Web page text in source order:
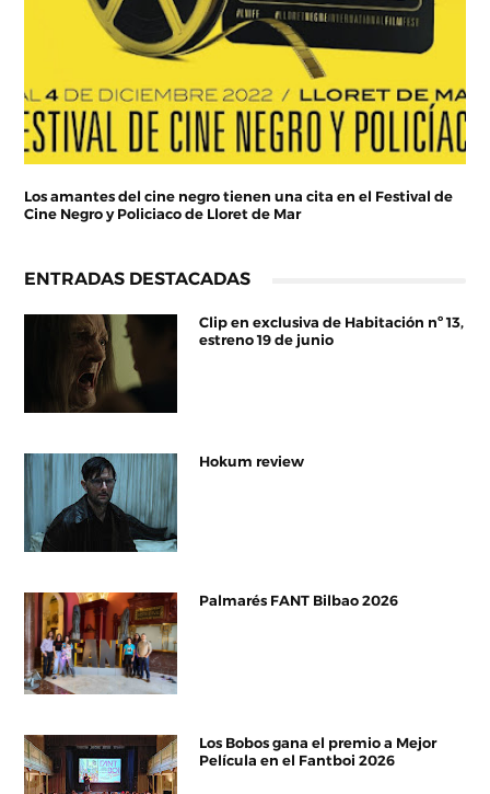
Los amantes del cine negro tienen una cita en el Festival de
Cine Negro y Policiaco de Lloret de Mar
ENTRADAS DESTACADAS
Clip en exclusiva de Habitación nº 13,
estreno 19 de junio
Hokum review
Palmarés FANT Bilbao 2026
Los Bobos gana el premio a Mejor
Película en el Fantboi 2026